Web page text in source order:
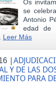
Os
se
Antonio
edad de
Leer Más
|
Y DE LAS
PARA